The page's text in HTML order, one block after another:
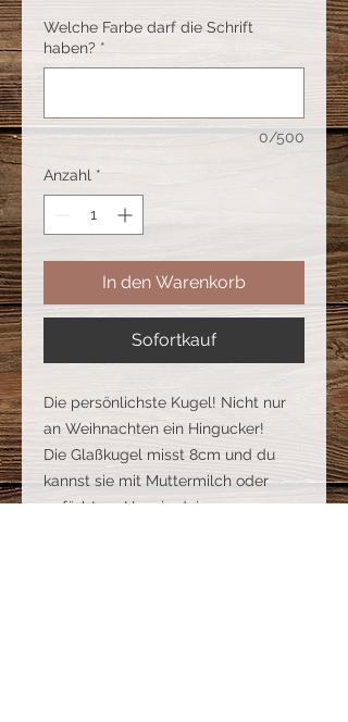
Welche Farbe darf die Schrift
haben? *
0/500
Anzahl *
In den Warenkorb
Sofortkauf
Die persönlichste Kugel! Nicht nur
an Weihnachten ein Hingucker!
Die Glaßkugel misst 8cm und du
kannst sie mit Muttermilch oder
gefärbtem Harz in deiner